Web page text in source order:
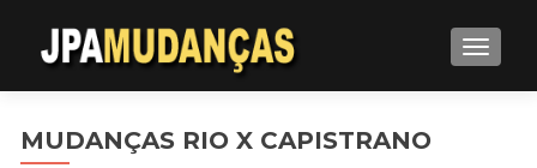
MUDANÇAS RIO X CAPISTRANO